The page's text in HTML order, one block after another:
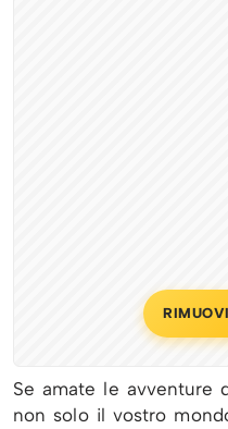
Se amate le avventure
non solo il vostro